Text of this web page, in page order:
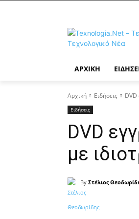
ΑΡΧΙΚΉ
Αρχική Ειδήσεις DVD
Ειδήσεις
DVD
με
By Στέλιος
Κοινοποίηση